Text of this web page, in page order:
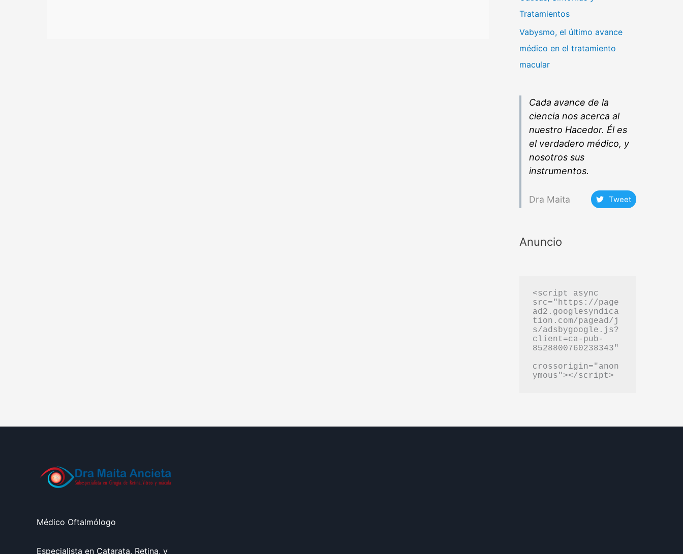
Tratamientos
Vabysmo, el último avance
médico en el tratamiento
macular
Cada avance de la
ciencia nos acerca al
nuestro Hacedor. Él es
el verdadero médico, y
nosotros sus
instrumentos.
Dra Maita Tweet
Anuncio
<script async
src="https://page
ad2.googlesyndica
tion.com/pagead/j
s/adsbygoogle.js?
client=ca-pub-
8528800760238343"
crossorigin="anon
ymous"></script>
Médico Oftalmólogo
Especialista en Catarata, Retina, y